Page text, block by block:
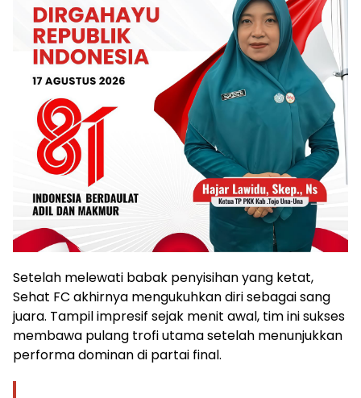
Setelah melewati babak penyisihan yang ketat,
Sehat FC akhirnya mengukuhkan diri sebagai sang
juara. Tampil impresif sejak menit awal, tim ini sukses
membawa pulang trofi utama setelah menunjukkan
performa dominan di partai final.